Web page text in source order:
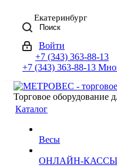
Екатеринбург
Поиск
Войти
+7 (343) 363-88-13
+7 (343) 363-88-13
Торговое оборудование
Каталог
Весы
ОНЛАЙН-КАССЫ